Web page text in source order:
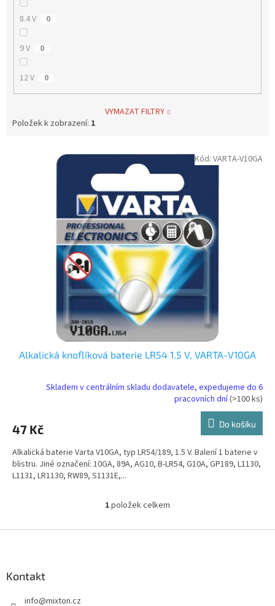
8.4 V 0
9 V 0
12 V 0
VYMAZAT FILTRY
Položek k zobrazení: 1
Alkalická knoflíková baterie LR54 1.5 V, VARTA-V10GA
Skladem v centrálním skladu dodavatele, expedujeme do 6
pracovních dní(>100 ks)
47 Kč Do košíku
Alkalická baterie Varta V10GA, typ LR54/189, 1.5 V. Balení 1 baterie v
blistru. Jiné označení: 10GA, 89A, AG10, B‑LR54, G10A, GP189, L1130,
L1131, LR1130, RW89, S1131E,...
Kód: VARTA-V10GA
O
l
1položek celkem
Kontakt
info@mixton.cz